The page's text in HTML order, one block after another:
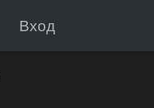
Вход